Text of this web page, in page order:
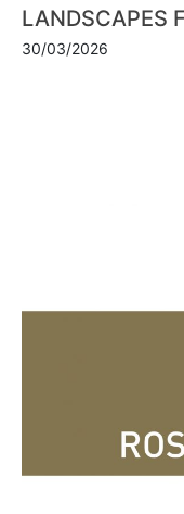
LANDSCAPES
30/03/2026